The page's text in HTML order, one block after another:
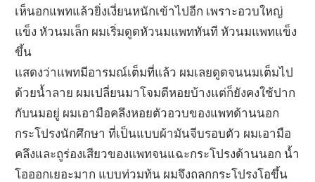
เห็นอกแพทแล้วยิ่งเงี่ยนหนักเข้าไปอีก เพราะอวบใหญ่
แข็ง หัวนมเล็ก ผมเริ่มดูดหัวนมแพททันที หัวนมแพทแข็ง
ขึ้น
แสดงว่าแพทมีอารมณ์เต็มที่แล้ว ผมเลยดูดจนนมเต็มไป
ด้วยน้ำลาย ผมเปลี่ยนมาโจมตีหอยบ้างแต่ก็ยังคงใช้ปาก
กับนมอยู่ ผมเอามือคลึงหอยตัวอวบของแพทด้านนอก
กระโปรงนักศึกษา ที่เป็นแบบผ้ามันจีบรอบตัว ผมเอามือ
คลึงและถูร่องเสียวของแพทจนแฉะกระโปรงด้านนอก น้ำ
โอออกเยอะมาก แบบท่วมท้น ผมจึงถลกกระโปรงโอขึ้น